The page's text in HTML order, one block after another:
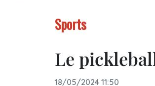
Sports
Le
18/05/2024 11:50